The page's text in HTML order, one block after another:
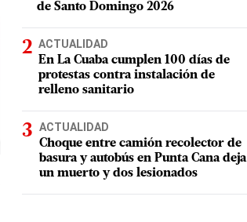
de Santo Domingo 2026
ACTUALIDAD
En La Cuaba cumplen 100 días de
protestas contra instalación de
relleno sanitario
ACTUALIDAD
Choque entre camión recolector de
basura y autobús en Punta Cana deja
un muerto y dos lesionados